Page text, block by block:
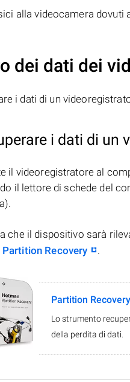
alla videocamera dovuti
dei dati dei
i dati di un
i dati di un
il videoregistratore al
il lettore di schede del
che il dispositivo sarà
Partition Recovery
.
Partition
Lo strumento
della perdita di dati.